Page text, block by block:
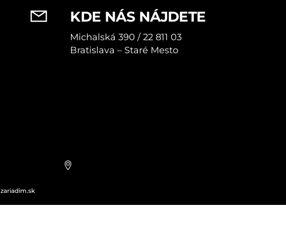
KDE NÁS NÁJDETE
Michalská 390 / 22 811 03
Bratislava – Staré Mesto
zariadim.sk